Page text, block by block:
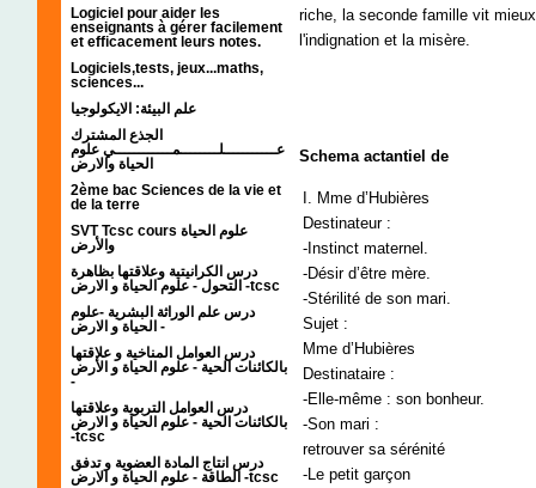
Logiciel pour aider les
enseignants à gérer facilement
et efficacement leurs notes.
Logiciels,tests, jeux...maths,
sciences...
علم البيئة: الايكولوجيا
الجذع المشترك
عـــــــــــلــــــــمــــــــــــي علوم
الحياة والارض
2ème bac Sciences de la vie et
de la terre
SVT Tcsc cours علوم الحياة
والأرض
درس الكرانيتية وعلاقتها بظاهرة
التحول - علوم الحياة و الارض -tcsc
درس علم الوراثة البشرية -علوم
الحياة و الارض -
درس العوامل المناخية و علاقتها
بالكائنات الحية - علوم الحياة و الأرض
-
درس العوامل التربوية وعلاقتها
بالكائنات الحية - علوم الحياة و الارض
-tcsc
درس انتاج المادة العضوية و تدفق
الطاقة - علوم الحياة و الارض -tcsc
riche, la seconde famille vit
l'indignation et la misère.
Schema actantiel de
I. Mme d’Hubières
Destinateur :
-Instinct maternel.
-Désir d’être mère.
-Stérilité de son mari.
Sujet :
Mme d’Hubières
Destinataire :
-Elle-même : son bonheur.
-Son mari :
retrouver sa sérénité
-Le petit garçon